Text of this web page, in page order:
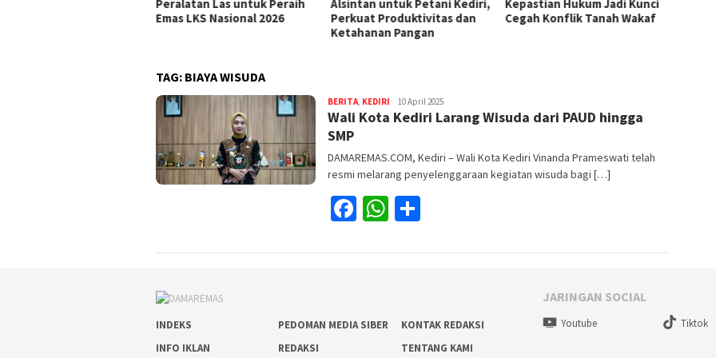
Peralatan Las untuk Peraih
Alsintan untuk Petani Kediri,
Perkuat Produktivitas dan
Kepastian Hukum Jadi Kunci
Cegah Konflik Tanah Wakaf
TAG: BIAYA WISUDA
BERITA, KEDIRI Redaksi
10 April 2025
Wali Kota Kediri Larang Wisuda dari PAUD hingga
SMP
DAMAREMAS.COM, Kediri – Wali Kota Kediri Vinanda Prameswati telah
resmi melarang penyelenggaraan kegiatan wisuda bagi […]
Facebook
WhatsApp
INDEKS PEDOMAN MEDIA SIBER
KONTAK REDAKSI
INFO IKLAN
REDAKSI TENTANG KAMI
JARINGAN SOCIAL
Youtube Tiktok